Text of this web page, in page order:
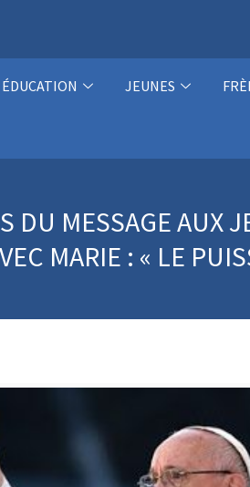
ÉDUCATION JEUNES
DU MESSAGE
MARIE : « LE